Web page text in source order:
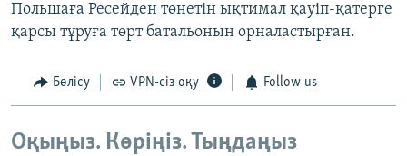
Польшаға Ресейден төнетін ықтимал қауіп-қатерге
қарсы тұруға төрт батальонын орналастырған.
Бөлісу VPN-сіз оқу Follow us
Оқыңыз. Көріңіз. Тыңдаңыз